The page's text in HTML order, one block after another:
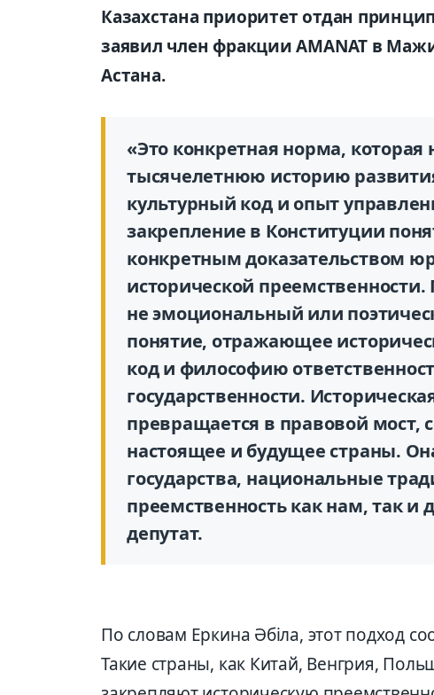
Казахстана приоритет отдан
заявил член фракции AMANAT в
Астана.
«Это конкретная норма,
тысячелетнюю историю
культурный код и опыт
закрепление в Конституции
конкретным доказательством
исторической
не эмоциональный или
понятие, отражающее
код и философию
государственности.
превращается в правовой
настоящее и будущее страны.
государства, национальные
преемственность как нам, так
депутат.
По словам Еркина Әбіла, этот подход
Такие страны, как Китай, Венгрия,